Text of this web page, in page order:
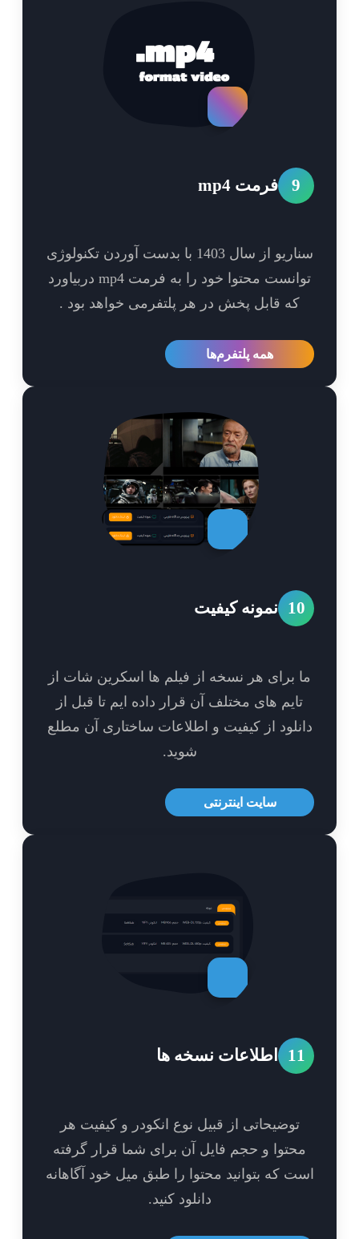
فرمت mp4
سناریو از سال 1403 با بدست آوردن تکنولوژی
توانست محتوا خود را به فرمت mp4 دربیاورد
که قابل پخش در هر پلتفرمی خواهد بود .
همه پلتفرم‌ها
نمونه کیفیت
برای هر نسخه از فیلم ها اسکرین شات از
های مختلف آن قرار داده ایم تا قبل از
از کیفیت و اطلاعات ساختاری آن مطلع
سایت اینترنتی
اطلاعات نسخه ها
توضیحاتی از قبیل نوع انکودر و کیفیت هر
و حجم فایل آن برای شما قرار گرفته
که بتوانید محتوا را طبق میل خود آگاهانه
دانلود کنید.